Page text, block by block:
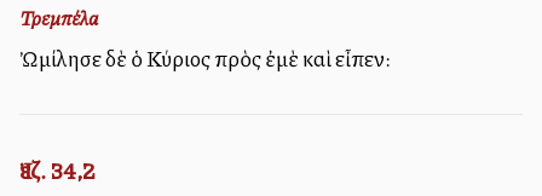
Τρεμπέλα
Ὠμίλησε δὲ ὁ Κύριος πρὸς ἐμὲ καὶ εἶπεν:
Ἰεζ. 34,2